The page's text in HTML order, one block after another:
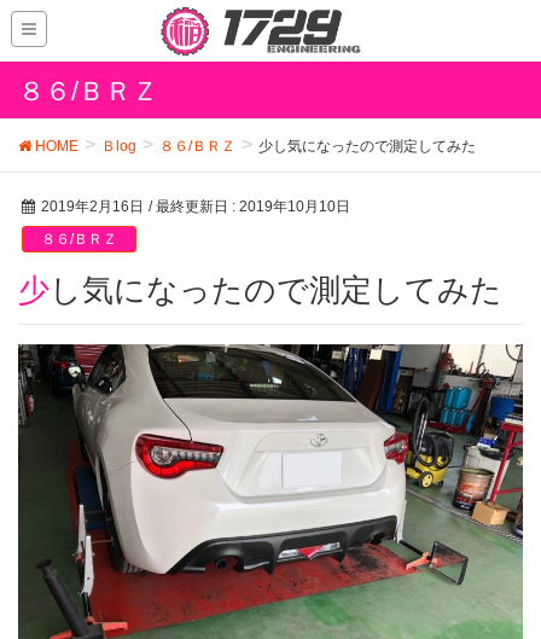
８６/ＢＲＺ
HOME Ｂlog ８６/ＢＲＺ 少し気になったので測定してみた
2019年2月16日 / 最終更新日 : 2019年10月10日
８６/ＢＲＺ
少し気になったので測定してみた